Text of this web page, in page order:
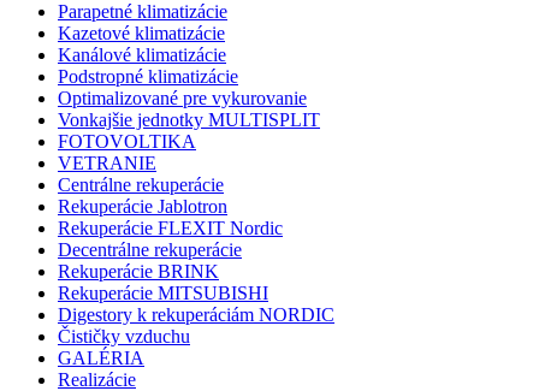
Parapetné klimatizácie
Kazetové klimatizácie
Kanálové klimatizácie
Podstropné klimatizácie
Optimalizované pre vykurovanie
Vonkajšie jednotky MULTISPLIT
FOTOVOLTIKA
VETRANIE
Centrálne rekuperácie
Rekuperácie Jablotron
Rekuperácie FLEXIT Nordic
Decentrálne rekuperácie
Rekuperácie BRINK
Rekuperácie MITSUBISHI
Digestory k rekuperáciám NORDIC
Čističky vzduchu
GALÉRIA
Realizácie